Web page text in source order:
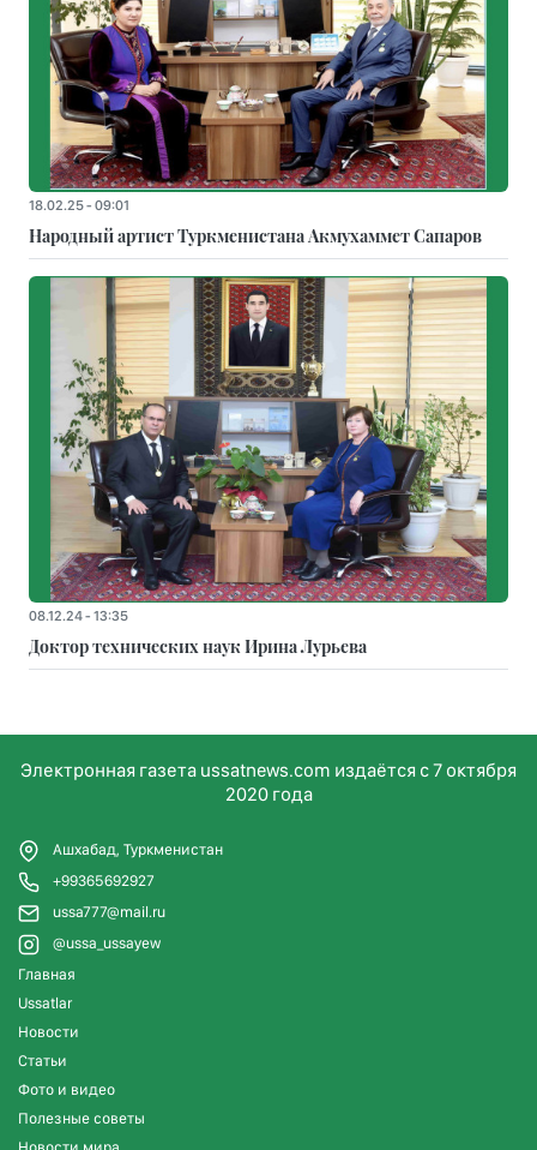
18.02.25 - 09:01
Народный артист Туркменистана Акмухаммет Сапаров
08.12.24 - 13:35
Доктор технических наук Ирина Лурьева
Электронная газета ussatnews.com издаётся с 7 октября
2020 года
Ашхабад, Туркменистан
+99365692927
ussa777@mail.ru
@ussa_ussayew
Главная
Ussatlar
Новости
Статьи
Фото и видео
Полезные советы